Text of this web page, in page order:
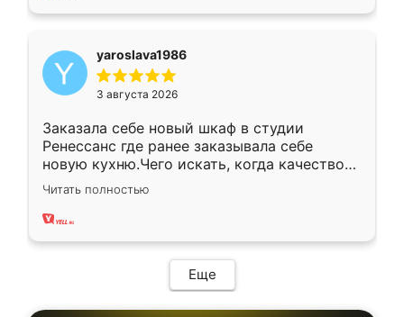
yaroslava1986
3 августа 2026
Заказала себе новый шкаф в студии
Ренессанс где ранее заказывала себе
новую кухню.Чего искать, когда качеством
вполне довольна. Служит кухня уже почти
два года, нареканий нет.
Читать полностью
Еще